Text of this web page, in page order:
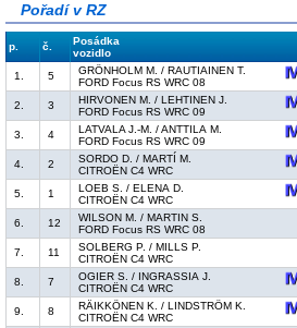
Pořadí v RZ
p. č.
Posádka
vozidlo
1.
5
GRÖNHOLM M. / RAUTIAINEN T.
FORD Focus RS WRC 08
2.
3
HIRVONEN M. / LEHTINEN J.
FORD Focus RS WRC 09
3.
4
LATVALA J.-M. / ANTTILA M.
FORD Focus RS WRC 09
4.
2
SORDO D. / MARTÍ M.
CITROËN C4 WRC
5.
1
LOEB S. / ELENA D.
CITROËN C4 WRC
6.
12
WILSON M. / MARTIN S.
FORD Focus RS WRC 08
7.
11
SOLBERG P. / MILLS P.
CITROËN C4 WRC
8.
7
OGIER S. / INGRASSIA J.
CITROËN C4 WRC
9.
8
RÄIKKÖNEN K. / LINDSTRÖM K.
CITROËN C4 WRC